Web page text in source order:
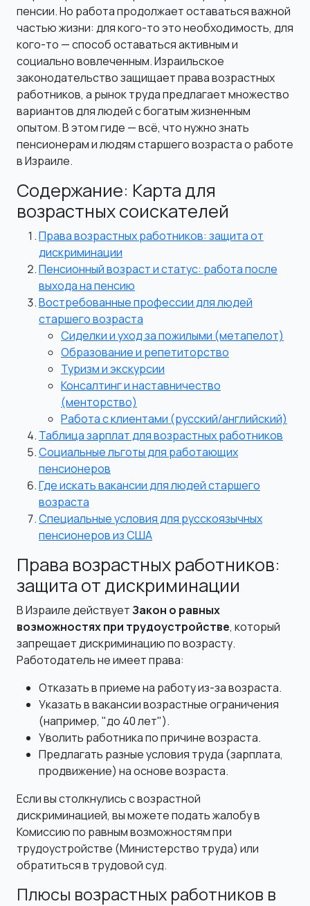
пенсии. Но работа продолжает оставаться важной
частью жизни: для кого-то это необходимость, для
кого-то — способ оставаться активным и
социально вовлеченным. Израильское
законодательство защищает права возрастных
работников, а рынок труда предлагает множество
вариантов для людей с богатым жизненным
опытом. В этом гиде — всё, что нужно знать
пенсионерам и людям старшего возраста о работе
в Израиле.
Содержание: Карта для
возрастных соискателей
Права возрастных работников: защита от
дискриминации
Пенсионный возраст и статус: работа после
выхода на пенсию
Востребованные профессии для людей
старшего возраста
Сиделки и уход за пожилыми (метапелот)
Образование и репетиторство
Туризм и экскурсии
Консалтинг и наставничество
(менторство)
Работа с клиентами (русский/английский)
Таблица зарплат для возрастных работников
Социальные льготы для работающих
пенсионеров
Где искать вакансии для людей старшего
возраста
Специальные условия для русскоязычных
пенсионеров из США
Права возрастных работников:
защита от дискриминации
В Израиле действуетЗакон о равных
возможностях при трудоустройстве, который
запрещает дискриминацию по возрасту.
Работодатель не имеет права:
Отказать в приеме на работу из-за возраста.
Указать в вакансии возрастные ограничения
(например, "до 40 лет").
Уволить работника по причине возраста.
Предлагать разные условия труда (зарплата,
продвижение) на основе возраста.
Если вы столкнулись с возрастной
дискриминацией, вы можете подать жалобу в
Комиссию по равным возможностям при
трудоустройстве (Министерство труда) или
обратиться в трудовой суд.
Плюсы возрастных работников в